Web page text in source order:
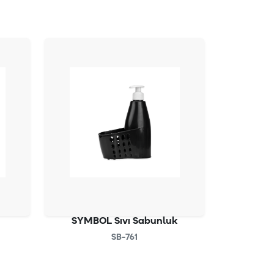
SYMBOL Sıvı Sabunluk
SB-761